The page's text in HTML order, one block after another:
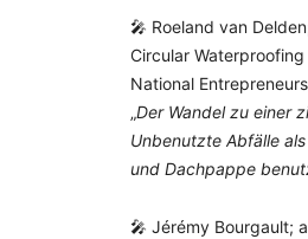
🎤 Roeland van
Circular
National
„Der Wandel zu einer
Unbenutzte Abfälle
und Dachpappe
🎤 Jérémy Bourgault;